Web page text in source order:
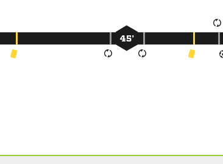
45’